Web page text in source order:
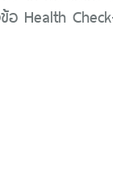
อ Health